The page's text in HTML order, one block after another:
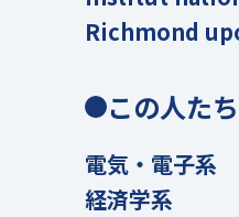
Richmond
この人た
電気・電子系
経済学系